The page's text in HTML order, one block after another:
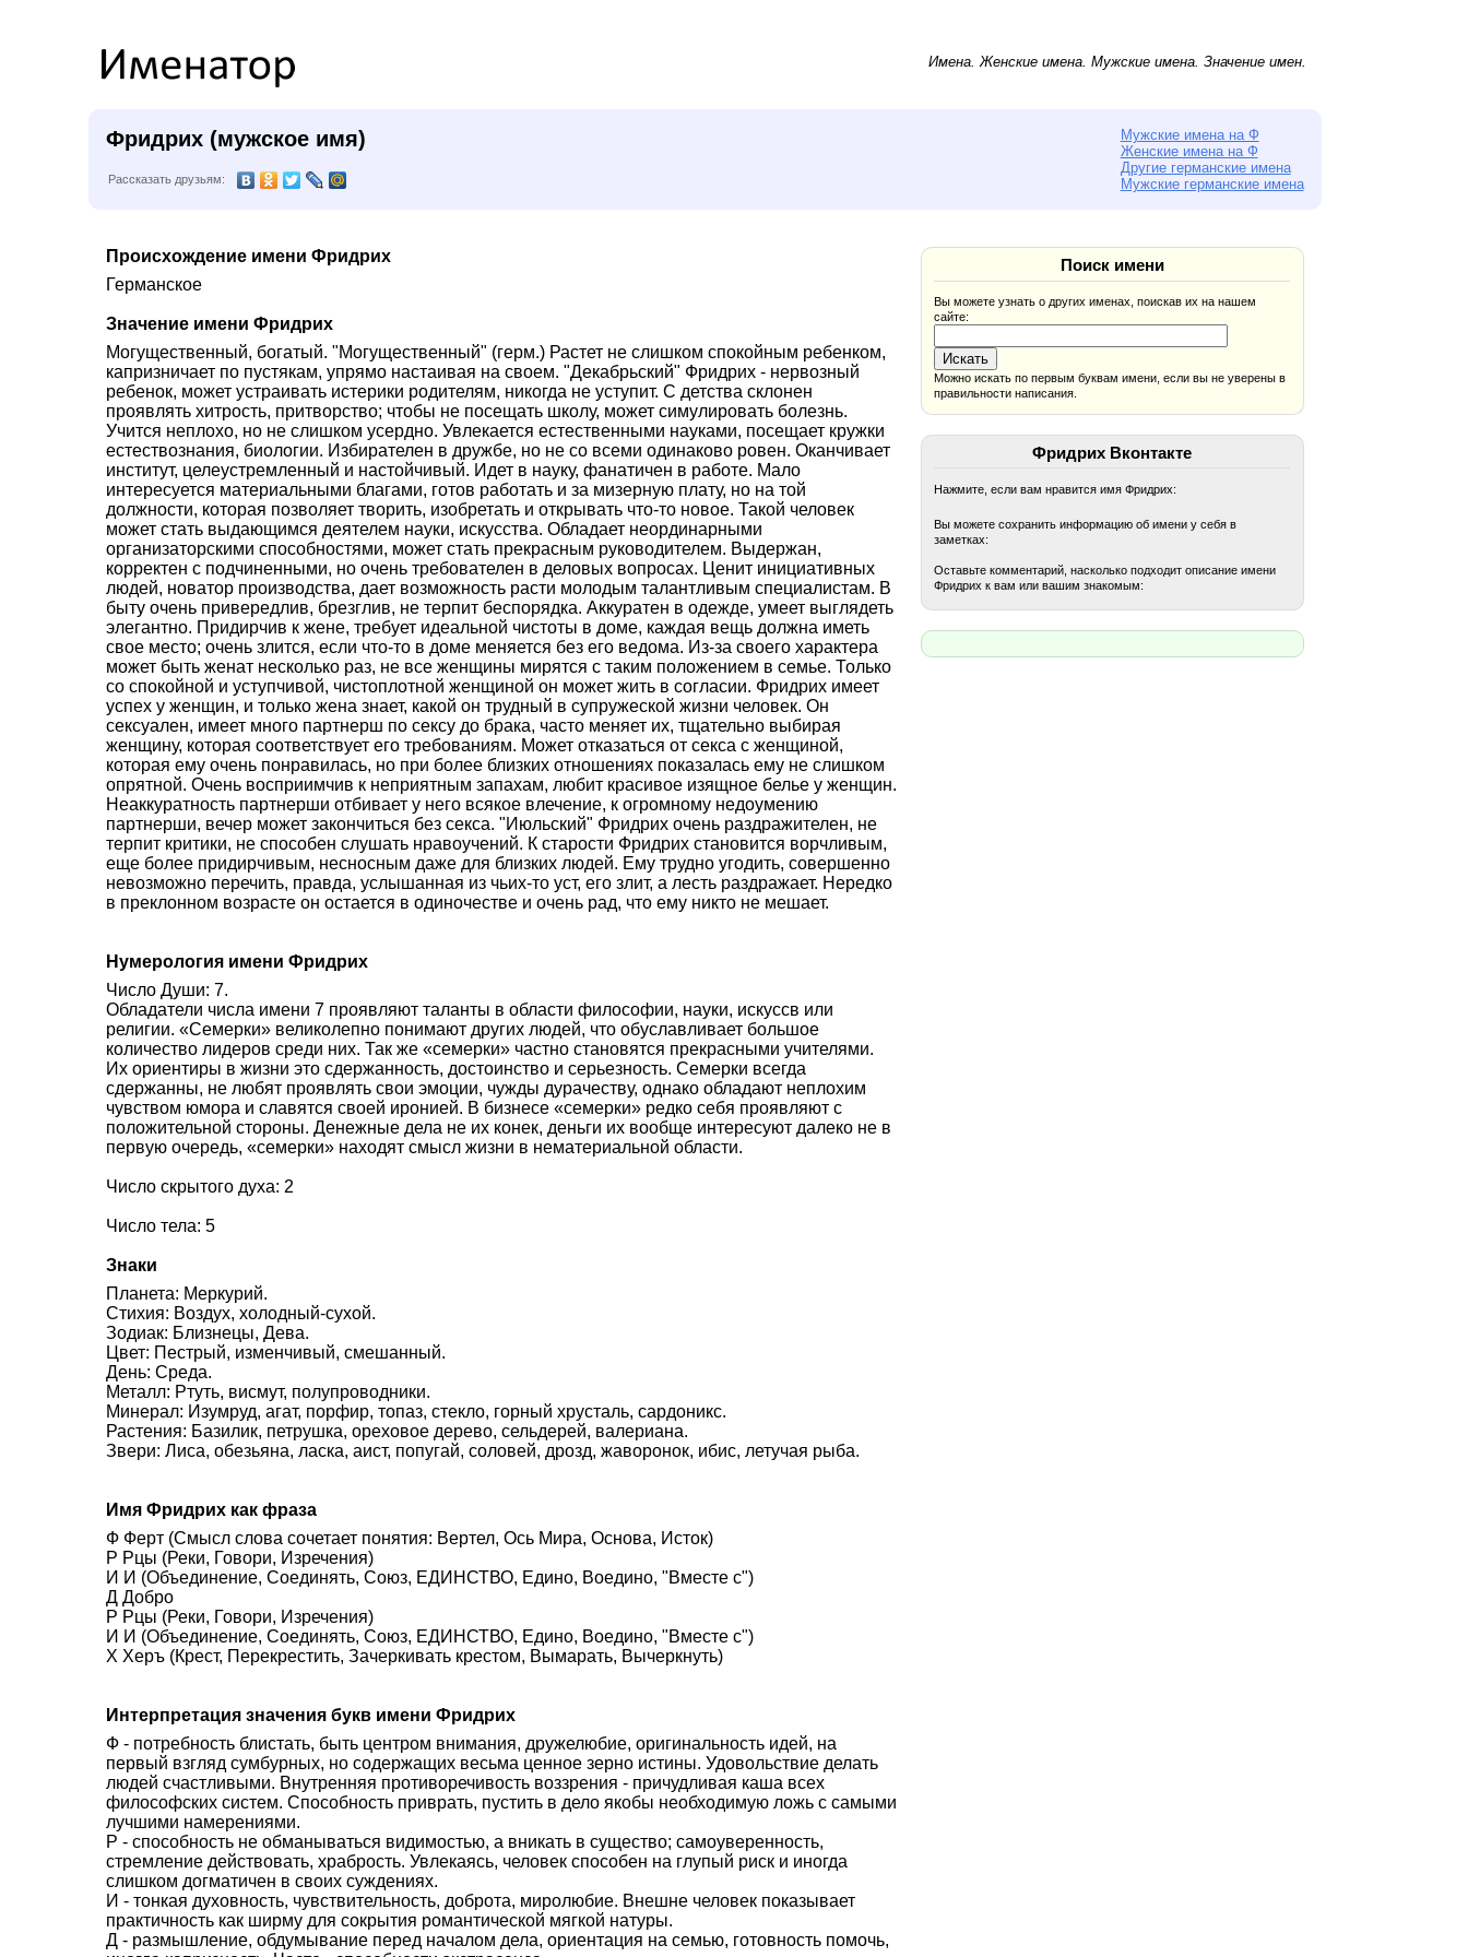
Имена.Женские имена.Мужские имена. Значение имен.
Фридрих (мужское имя)
Мужские имена на Ф
Женские имена на Ф
Другие германские имена
Мужские германские имена
Рассказать друзьям:
Происхождение имени Фридрих
Германское
Значение имени Фридрих
Могущественный, богатый. "Могущественный" (герм.) Растет не слишком спокойным ребенком,
капризничает по пустякам, упрямо настаивая на своем. "Декабрьский" Фридрих - нервозный
ребенок, может устраивать истерики родителям, никогда не уступит. С детства склонен
проявлять хитрость, притворство; чтобы не посещать школу, может симулировать болезнь.
Учится неплохо, но не слишком усердно. Увлекается естественными науками, посещает кружки
естествознания, биологии. Избирателен в дружбе, но не со всеми одинаково ровен. Оканчивает
институт, целеустремленный и настойчивый. Идет в науку, фанатичен в работе. Мало
интересуется материальными благами, готов работать и за мизерную плату, но на той
должности, которая позволяет творить, изобретать и открывать что-то новое. Такой человек
может стать выдающимся деятелем науки, искусства. Обладает неординарными
организаторскими способностями, может стать прекрасным руководителем. Выдержан,
корректен с подчиненными, но очень требователен в деловых вопросах. Ценит инициативных
людей, новатор производства, дает возможность расти молодым талантливым специалистам. В
быту очень привередлив, брезглив, не терпит беспорядка. Аккуратен в одежде, умеет выглядеть
элегантно. Придирчив к жене, требует идеальной чистоты в доме, каждая вещь должна иметь
свое место; очень злится, если что-то в доме меняется без его ведома. Из-за своего характера
может быть женат несколько раз, не все женщины мирятся с таким положением в семье. Только
со спокойной и уступчивой, чистоплотной женщиной он может жить в согласии. Фридрих имеет
успех у женщин, и только жена знает, какой он трудный в супружеской жизни человек. Он
сексуален, имеет много партнерш по сексу до брака, часто меняет их, тщательно выбирая
женщину, которая соответствует его требованиям. Может отказаться от секса с женщиной,
которая ему очень понравилась, но при более близких отношениях показалась ему не слишком
опрятной. Очень восприимчив к неприятным запахам, любит красивое изящное белье у женщин.
Неаккуратность партнерши отбивает у него всякое влечение, к огромному недоумению
партнерши, вечер может закончиться без секса. "Июльский" Фридрих очень раздражителен, не
терпит критики, не способен слушать нравоучений. К старости Фридрих становится ворчливым,
еще более придирчивым, несносным даже для близких людей. Ему трудно угодить, совершенно
невозможно перечить, правда, услышанная из чьих-то уст, его злит, а лесть раздражает. Нередко
в преклонном возрасте он остается в одиночестве и очень рад, что ему никто не мешает.
Нумерология имени Фридрих
Число Души: 7.
Обладатели числа имени 7 проявляют таланты в области философии, науки, искуссв или
религии. «Семерки» великолепно понимают других людей, что обуславливает большое
количество лидеров среди них. Так же «семерки» частно становятся прекрасными учителями.
Их ориентиры в жизни это сдержанность, достоинство и серьезность. Семерки всегда
сдержанны, не любят проявлять свои эмоции, чужды дурачеству, однако обладают неплохим
чувством юмора и славятся своей иронией. В бизнесе «семерки» редко себя проявляют с
положительной стороны. Денежные дела не их конек, деньги их вообще интересуют далеко не в
первую очередь, «семерки» находят смысл жизни в нематериальной области.
Число скрытого духа: 2
Число тела: 5
Знаки
Планета: Меркурий.
Стихия: Воздух, холодный-сухой.
Зодиак: Близнецы, Дева.
Цвет: Пестрый, изменчивый, смешанный.
День: Среда.
Металл: Ртуть, висмут, полупроводники.
Минерал: Изумруд, агат, порфир, топаз, стекло, горный хрусталь, сардоникс.
Растения: Базилик, петрушка, ореховое дерево, сельдерей, валериана.
Звери: Лиса, обезьяна, ласка, аист, попугай, соловей, дрозд, жаворонок, ибис, летучая рыба.
Имя Фридрих как фраза
Ф Ферт (Смысл слова сочетает понятия: Вертел, Ось Мира, Основа, Исток)
Р Рцы (Реки, Говори, Изречения)
И И (Объединение, Соединять, Союз, ЕДИНСТВО, Едино, Воедино, "Вместе с")
Д Добро
Р Рцы (Реки, Говори, Изречения)
И И (Объединение, Соединять, Союз, ЕДИНСТВО, Едино, Воедино, "Вместе с")
Х Херъ (Крест, Перекрестить, Зачеркивать крестом, Вымарать, Вычеркнуть)
Интерпретация значения букв имени Фридрих
Ф - потребность блистать, быть центром внимания, дружелюбие, оригинальность идей, на
первый взгляд сумбурных, но содержащих весьма ценное зерно истины. Удовольствие делать
людей счастливыми. Внутренняя противоречивость воззрения - причудливая каша всех
философских систем. Способность приврать, пустить в дело якобы необходимую ложь с самыми
лучшими намерениями.
Р - способность не обманываться видимостью, а вникать в существо; самоуверенность,
стремление действовать, храбрость. Увлекаясь, человек способен на глупый риск и иногда
слишком догматичен в своих суждениях.
И - тонкая духовность, чувствительность, доброта, миролюбие. Внешне человек показывает
практичность как ширму для сокрытия романтической мягкой натуры.
Д - размышление, обдумывание перед началом дела, ориентация на семью, готовность помочь,
Поиск имени
Вы можете узнать о других именах, поискав их на нашем
сайте:
Можно искать по первым буквам имени, если вы не уверены в
правильности написания.
Фридрих Вконтакте
Нажмите, если вам нравится имя Фридрих:
Вы можете сохранить информацию об имени у себя в
заметках:
Оставьте комментарий, насколько подходит описание имени
Фридрих к вам или вашим знакомым: